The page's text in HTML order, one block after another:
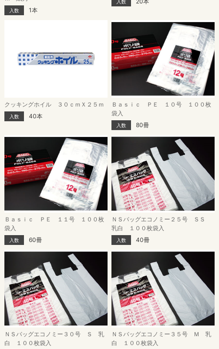
入数 1本
入数
クッキングホイル ３０ｃｍＸ２５ｍ
入数 40本
Ｂａｓｉｃ ＰＥ １０号 １００枚
袋入
入数 80冊
Ｂａｓｉｃ ＰＥ １１号 １００枚
袋入
入数 60冊
ＮＳバッグエコノミー２５号 ＳＳ
乳白 １００枚袋入
入数 40冊
ＮＳバッグエコノミー３０号 Ｓ 乳
白 １００枚袋入
ＮＳバッグエコノミー３５号 Ｍ 乳
白 １００枚袋入